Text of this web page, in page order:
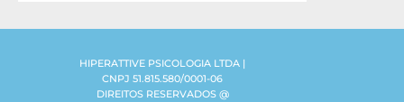
HIPERATTIVE PSICOLOGIA LTDA |
CNPJ 51.815.580/0001-06
DIREITOS RESERVADOS @